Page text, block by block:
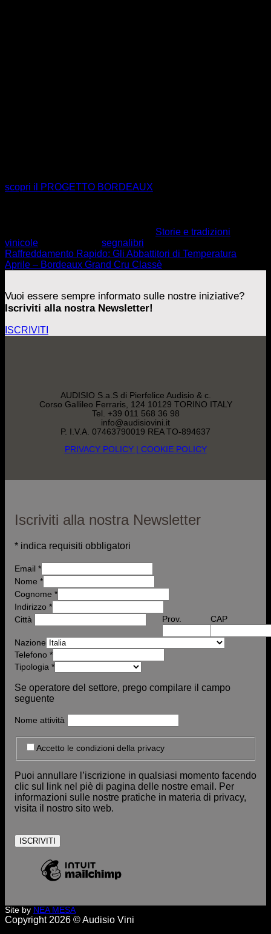
scopri il PROGETTO BORDEAUX
Storie e tradizioni
vinicole
segnalibri
Raffreddamento Rapido: Gli Abbattitori di Temperatura
Aprile – Bordeaux Grand Cru Classè
Vuoi essere sempre informato sulle nostre iniziative?
Iscriviti alla nostra Newsletter!
ISCRIVITI
AUDISIO S.a.S di Pierfelice Audisio & c.
Corso Gallileo Ferraris, 124 10129 TORINO ITALY
Tel. +39 011 568 36 98
info@audisiovini.it
P. I.V.A. 07463790019 REA TO-894637
PRIVACY POLICY| COOKIE POLICY
Iscriviti alla nostra Newsletter
* indica requisiti obbligatori
Email *
Nome *
Cognome *
Indirizzo *
Città
Prov. CAP
Nazione
Telefono *
Tipologia *
Se operatore del settore, prego compilare il campo
seguente
Nome attività
Accetto le condizioni della privacy
Puoi annullare l’iscrizione in qualsiasi momento facendo
clic sul link nel piè di pagina delle nostre email. Per
informazioni sulle nostre pratiche in materia di privacy,
visita il nostro sito web.
Site by NEA MESA
Copyright 2026 © Audisio Vini